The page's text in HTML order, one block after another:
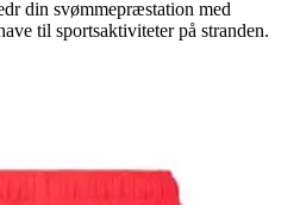
din svømmepræstation med
til sportsaktiviteter på stranden.